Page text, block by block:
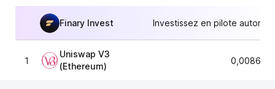
Finary Invest Investissez en pilote
1
Uniswap V3
(Ethereum)